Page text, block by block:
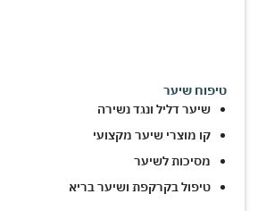
טיפוח שיער
שיער דליל ונגד נשירה
קו מוצרי שיער מקצועי
מסיכות לשיער
טיפול בקרקפת ושיער בריא